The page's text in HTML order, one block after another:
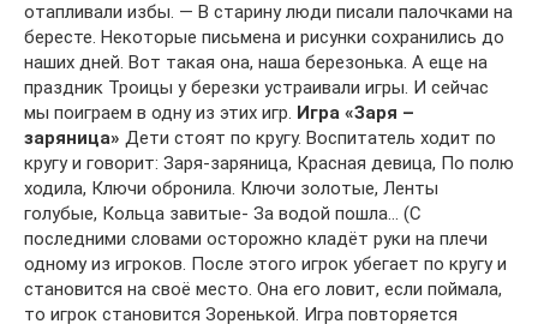
отапливали избы. — В старину люди писали палочками на
бересте. Некоторые письмена и рисунки сохранились до
наших дней. Вот такая она, наша березонька. А еще на
праздник Троицы у березки устраивали игры. И сейчас
мы поиграем в одну из этих игр. Игра «Заря –
заряница» Дети стоят по кругу. Воспитатель ходит по
кругу и говорит: Заря-заряница, Красная девица, По полю
ходила, Ключи обронила. Ключи золотые, Ленты
голубые, Кольца завитые- За водой пошла… (С
последними словами осторожно кладёт руки на плечи
одному из игроков. После этого игрок убегает по кругу и
становится на своё место. Она его ловит, если поймала,
то игрок становится Зоренькой. Игра повторяется